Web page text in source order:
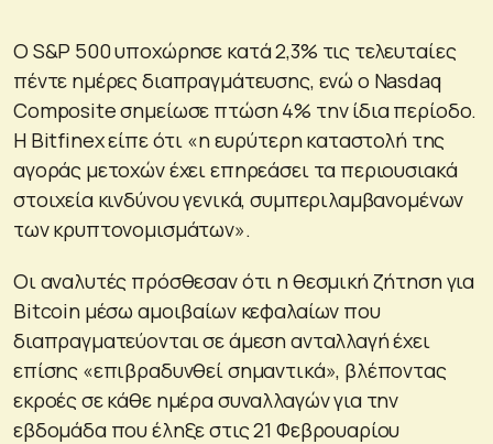
Ο S&P 500 υποχώρησε κατά 2,3% τις τελευταίες
πέντε ημέρες διαπραγμάτευσης, ενώ ο Nasdaq
Composite σημείωσε πτώση 4% την ίδια περίοδο.
Η Bitfinex είπε ότι «η ευρύτερη καταστολή της
αγοράς μετοχών έχει επηρεάσει τα περιουσιακά
στοιχεία κινδύνου γενικά, συμπεριλαμβανομένων
των κρυπτονομισμάτων».
Οι αναλυτές πρόσθεσαν ότι η θεσμική ζήτηση για
Bitcoin μέσω αμοιβαίων κεφαλαίων που
διαπραγματεύονται σε άμεση ανταλλαγή έχει
επίσης «επιβραδυνθεί σημαντικά», βλέποντας
εκροές σε κάθε ημέρα συναλλαγών για την
εβδομάδα που έληξε στις 21 Φεβρουαρίου